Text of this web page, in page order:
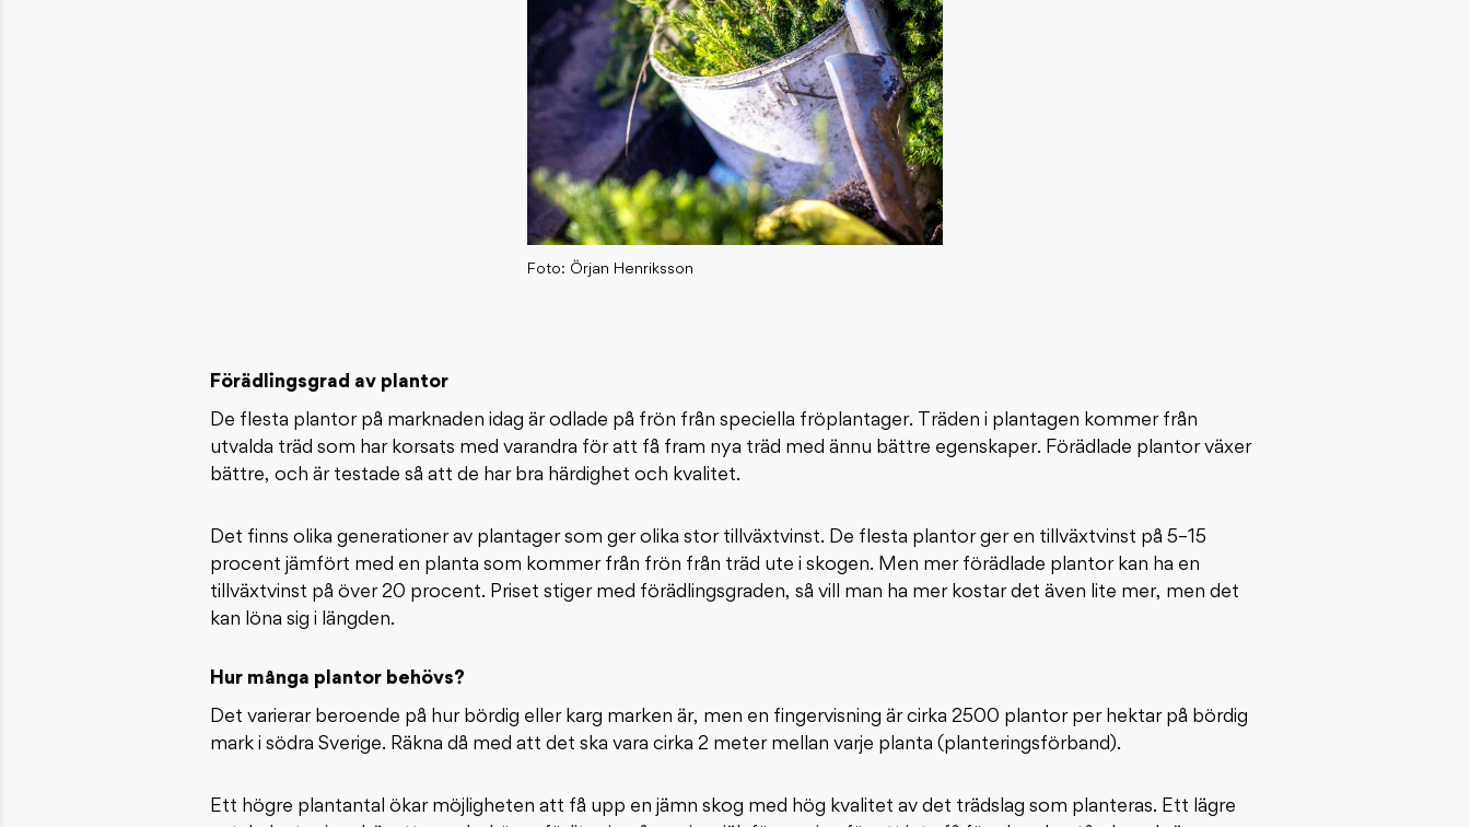
Foto: Örjan Henriksson
Förädlingsgrad av plantor
De flesta plantor på marknaden idag är odlade på frön från speciella fröplantager. Träden i plantagen kommer från
utvalda träd som har korsats med varandra för att få fram nya träd med ännu bättre egenskaper. Förädlade plantor växer
bättre, och är testade så att de har bra härdighet och kvalitet.
Det finns olika generationer av plantager som ger olika stor tillväxtvinst. De flesta plantor ger en tillväxtvinst på 5–15
procent jämfört med en planta som kommer från frön från träd ute i skogen. Men mer förädlade plantor kan ha en
tillväxtvinst på över 20 procent. Priset stiger med förädlingsgraden, så vill man ha mer kostar det även lite mer, men det
kan löna sig i längden.
Hur många plantor behövs?
Det varierar beroende på hur bördig eller karg marken är, men en fingervisning är cirka 2500 plantor per hektar på bördig
mark i södra Sverige. Räkna då med att det ska vara cirka 2 meter mellan varje planta (planteringsförband).
Ett högre plantantal ökar möjligheten att få upp en jämn skog med hög kvalitet av det trädslag som planteras. Ett lägre